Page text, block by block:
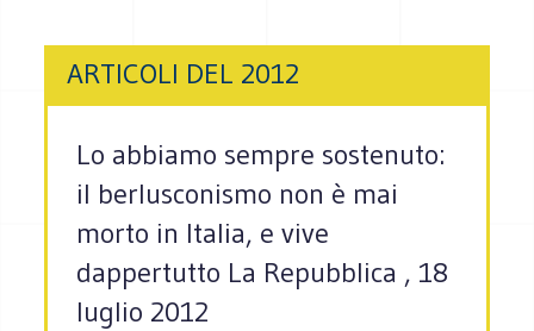
ARTICOLI DEL 2012
Lo abbiamo sempre sostenuto:
il berlusconismo non è mai
morto in Italia, e vive
dappertutto La Repubblica , 18
luglio 2012